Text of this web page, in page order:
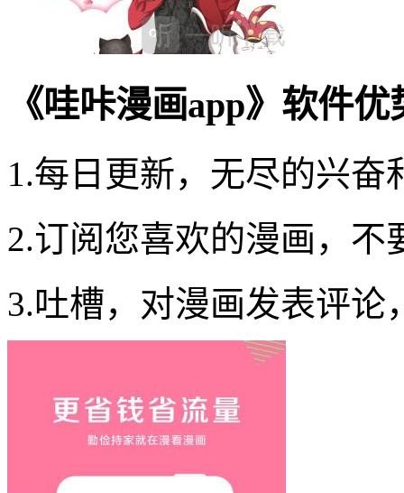
《哇咔漫画app》软件优
1.每日更新，无尽的兴奋
2.订阅您喜欢的漫画，不
3.吐槽，对漫画发表评论